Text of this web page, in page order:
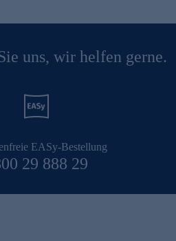
uns, wir helfen gerne.
EASy-Bestellung
29 888 29